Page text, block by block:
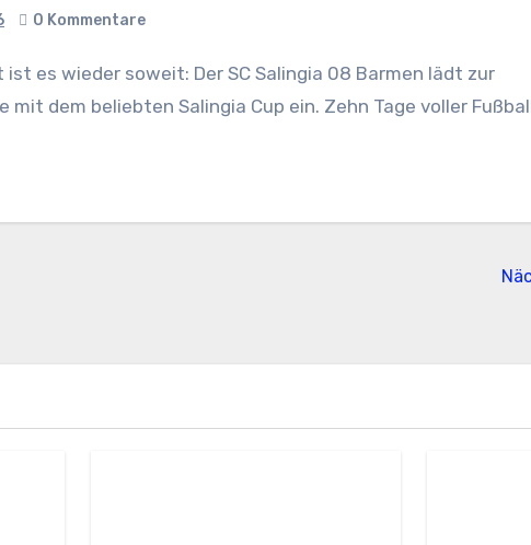
0 Kommentare
dem beliebten Salingia Cup ein. Zehn Tage voller